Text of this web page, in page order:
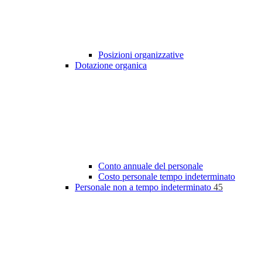
Posizioni organizzative
Dotazione organica
Conto annuale del personale
Costo personale tempo indeterminato
Personale non a tempo indeterminato 45